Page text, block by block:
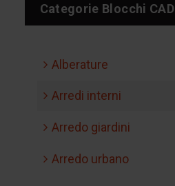
Categorie Blocchi CAD
Alberature
Arredi interni
Arredo giardini
Arredo urbano